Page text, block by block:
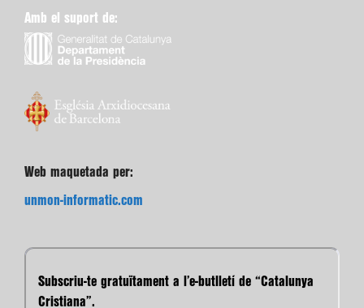
Amb el suport de:
Web maquetada per:
unmon-informatic.com
Subscriu-te gratuïtament a l’e-butlletí de “Catalunya
Cristiana”.